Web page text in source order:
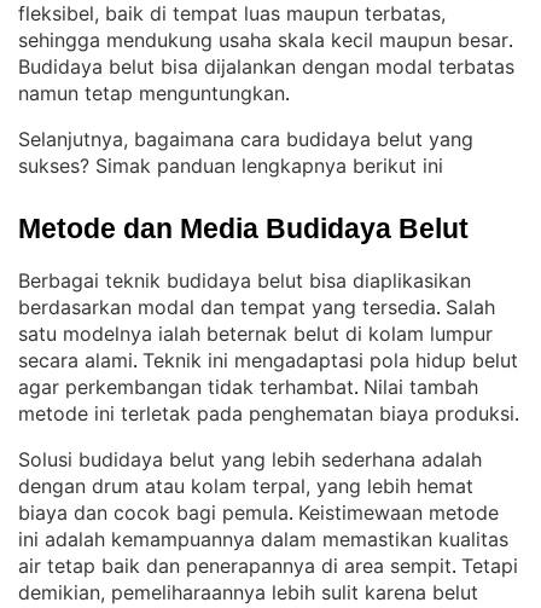
fleksibel, baik di tempat luas maupun terbatas,
sehingga mendukung usaha skala kecil maupun besar
Budidaya belut bisa dijalankan dengan modal terbatas
namun tetap menguntungkan.
Selanjutnya, bagaimana cara budidaya belut yang
sukses? Simak panduan lengkapnya berikut ini
Metode dan Media Budidaya Belut
Berbagai teknik budidaya belut bisa diaplikasikan
berdasarkan modal dan tempat yang tersedia. Salah
satu modelnya ialah beternak belut di kolam lumpur
secara alami. Teknik ini mengadaptasi pola hidup belut
agar perkembangan tidak terhambat. Nilai tambah
metode ini terletak pada penghematan biaya produksi.
Solusi budidaya belut yang lebih sederhana adalah
dengan drum atau kolam terpal, yang lebih hemat
biaya dan cocok bagi pemula. Keistimewaan metode
ini adalah kemampuannya dalam memastikan kualitas
air tetap baik dan penerapannya di area sempit. Tetapi
demikian, pemeliharaannya lebih sulit karena belut